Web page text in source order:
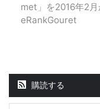
met」を2016年2
eRankGouret
購読する